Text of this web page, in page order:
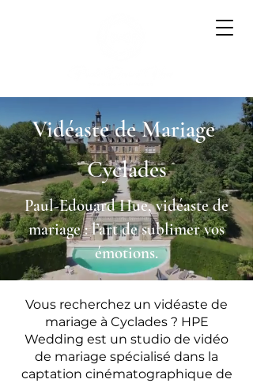
Vidéaste de Mariage
Cyclades
Paul-Edouard Hue, vidéaste de
mariage : l’art de sublimer vos
émotions.
Vous recherchez un vidéaste de
mariage à Cyclades ? HPE
Wedding est un studio de vidéo
de mariage spécialisé dans la
captation cinématographique de